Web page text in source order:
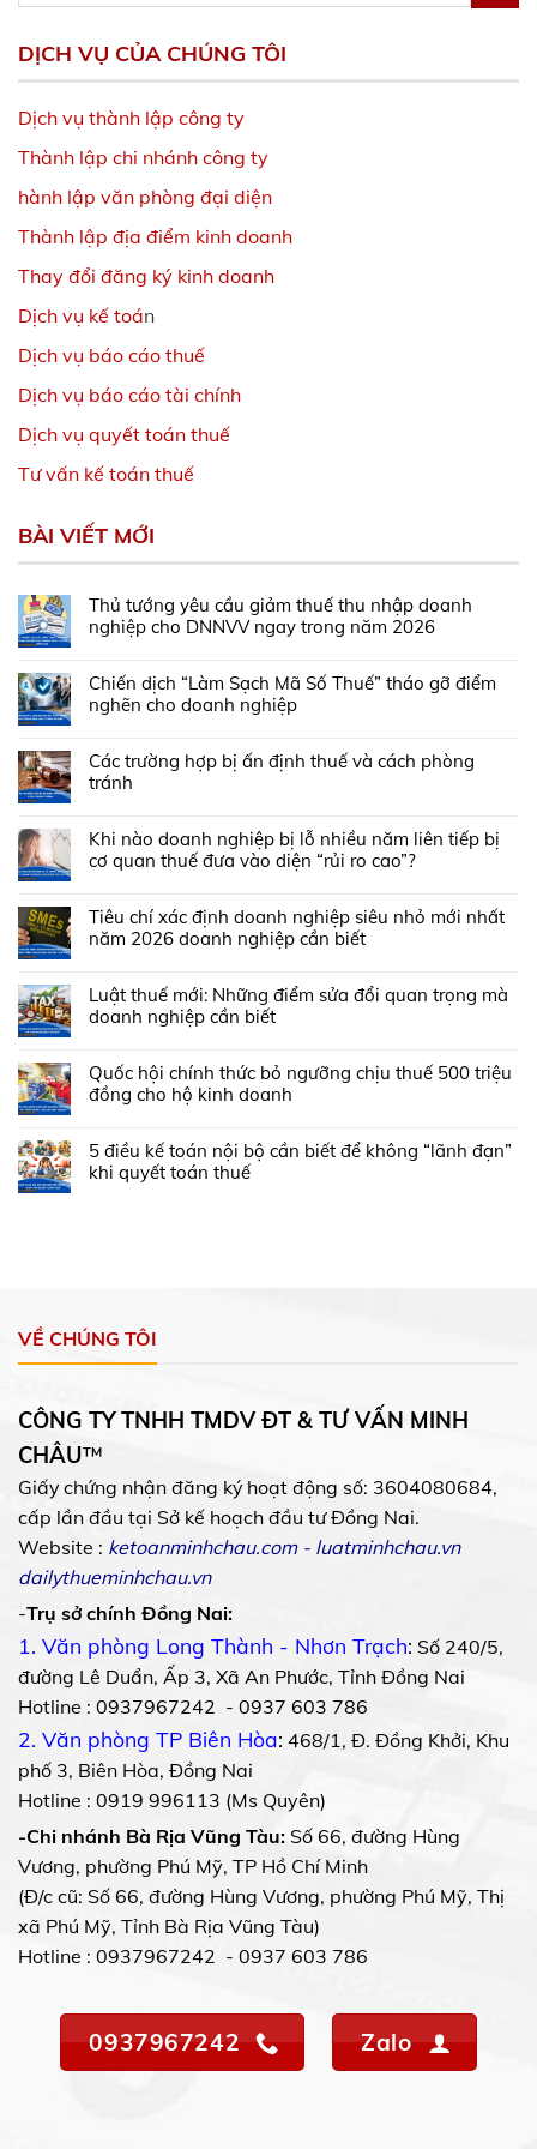
DỊCH VỤ CỦA CHÚNG TÔI
Dịch vụ thành lập công ty
Thành lập chi nhánh công ty
hành lập văn phòng đại diện
Thành lập địa điểm kinh doanh
Thay đổi đăng ký kinh doanh
Dịch vụ kế toán
Dịch vụ báo cáo thuế
Dịch vụ báo cáo tài chính
Dịch vụ quyết toán thuế
Tư vấn kế toán thuế
BÀI VIẾT MỚI
Thủ tướng yêu cầu giảm thuế thu nhập doanh
nghiệp cho DNNVV ngay trong năm 2026
Chiến dịch “Làm Sạch Mã Số Thuế” tháo gỡ điểm
nghẽn cho doanh nghiệp
Các trường hợp bị ấn định thuế và cách phòng
tránh
Khi nào doanh nghiệp bị lỗ nhiều năm liên tiếp bị
cơ quan thuế đưa vào diện “rủi ro cao”?
Tiêu chí xác định doanh nghiệp siêu nhỏ mới nhất
năm 2026 doanh nghiệp cần biết
Luật thuế mới: Những điểm sửa đổi quan trọng mà
doanh nghiệp cần biết
Quốc hội chính thức bỏ ngưỡng chịu thuế 500 triệu
đồng cho hộ kinh doanh
5 điều kế toán nội bộ cần biết để không “lãnh đạn”
khi quyết toán thuế
VỀ CHÚNG TÔI
CÔNG TY TNHH TMDV ĐT & TƯ VẤN MINH
CHÂU™
Giấy chứng nhận đăng ký hoạt động số: 3604080684,
cấp lần đầu tại Sở kế hoạch đầu tư Đồng Nai.
Website : ketoanminhchau.com- luatminhchau.vn
dailythueminhchau.vn
-Trụ sở chính Đồng Nai:
1. Văn phòng Long Thành - Nhơn Trạch: Số 240/5,
đường Lê Duẩn, Ấp 3, Xã An Phước, Tỉnh Đồng Nai
Hotline : 0937967242 - 0937 603 786
2. Văn phòng TP Biên Hòa: 468/1, Đ. Đồng Khởi, Khu
phố 3, Biên Hòa, Đồng Nai
Hotline : 0919 996113 (Ms Quyên)
-Chi nhánh Bà Rịa Vũng Tàu: Số 66, đường Hùng
Vương, phường Phú Mỹ, TP Hồ Chí Minh
(Đ/c cũ: Số 66, đường Hùng Vương, phường Phú Mỹ, Thị
xã Phú Mỹ, Tỉnh Bà Rịa Vũng Tàu)
Hotline : 0937967242 - 0937 603 786
0937967242 Zalo